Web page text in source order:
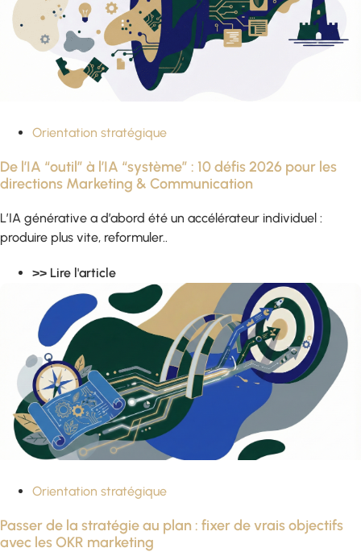
Orientation stratégique
De l’IA “outil” à l’IA “système” : 10 défis 2026 pour les
directions Marketing & Communication
L’IA générative a d’abord été un accélérateur individuel :
produire plus vite, reformuler..
>> Lire l'article
Orientation stratégique
Passer de la stratégie au plan : fixer de vrais objectifs
avec les OKR marketing